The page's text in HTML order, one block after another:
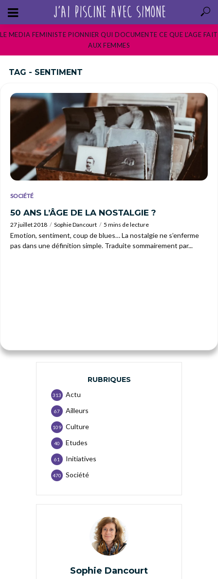
LE MEDIA FEMINISTE PIONNIER QUI DOCUMENTE CE QUE L’AGE FAIT
AUX FEMMES
TAG - SENTIMENT
SOCIÉTÉ
50 ANS L’ÂGE DE LA NOSTALGIE ?
27 juillet 2018 Sophie Dancourt 5 mins de lecture
Emotion, sentiment, coup de blues… La nostalgie ne s’enferme
pas dans une définition simple. Traduite sommairement par...
RUBRIQUES
Actu
313
Ailleurs
67
Culture
109
Etudes
40
Initiatives
61
Société
470
Sophie Dancourt